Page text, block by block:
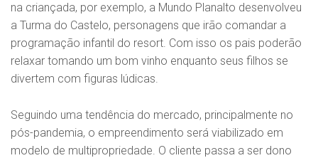
na criançada, por exemplo, a Mundo Planalto desenvolveu
a Turma do Castelo, personagens que irão comandar a
programação infantil do resort. Com isso os pais poderão
relaxar tomando um bom vinho enquanto seus filhos se
divertem com figuras lúdicas.
Seguindo uma tendência do mercado, principalmente no
pós-pandemia, o empreendimento será viabilizado em
modelo de multipropriedade. O cliente passa a ser dono